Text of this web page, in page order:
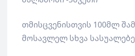
თმისცვენისთვის 100მლ
მოსავლელ სხვა